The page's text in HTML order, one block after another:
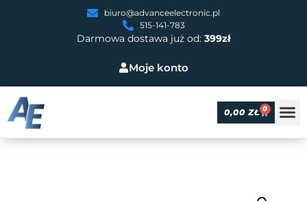
Moje konto
Darmowa dostawa już od: 399zł
biuro@advanceelectronic.pl
515-141-783
0,00 ZŁ 0